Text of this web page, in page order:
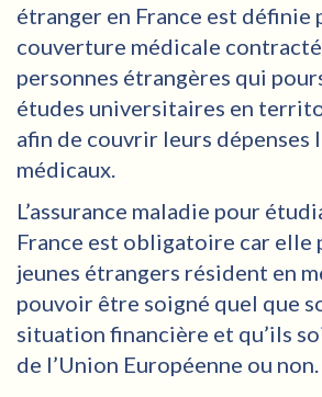
étranger en France est définie
couverture médicale
personnes étrangères qui
études universitaires en
afin de couvrir leurs dépenses
médicaux.
L’assurance maladie pour
France est obligatoire car elle
jeunes étrangers résident en
pouvoir être soigné quel que
situation financière et qu’ils
de l’Union Européenne ou non.